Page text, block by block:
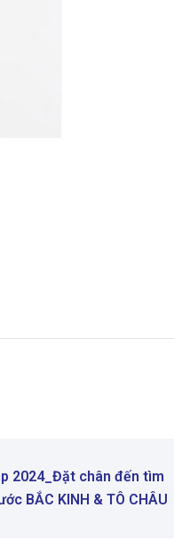
là nền
2024_Đặt chân đến tìm
BẮC KINH & TÔ CHÂU